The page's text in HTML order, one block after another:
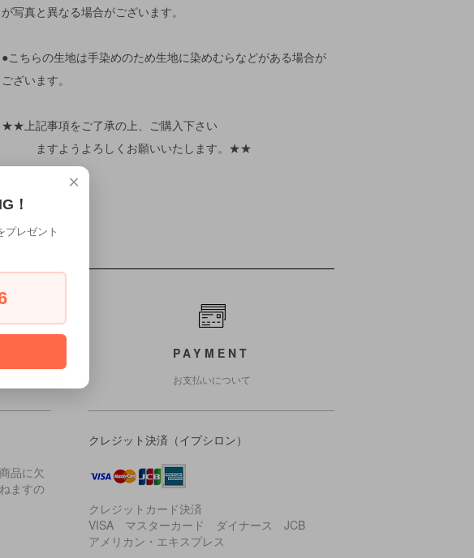
が写真と異なる場合がございます。
●こちらの生地は手染めのため生地に染めむらなどがある場合が
ございます。
★★上記事項をご了承の上、ご購入下さい
ますようよろしくお願いいたします。★★
品に欠
ますの
PAYMENT
お支払いについて
クレジット決済（イプシロン）
クレジットカード決済
VISA マスターカード ダイナース JCB
アメリカン・エキスプレス
×
！
プレゼント